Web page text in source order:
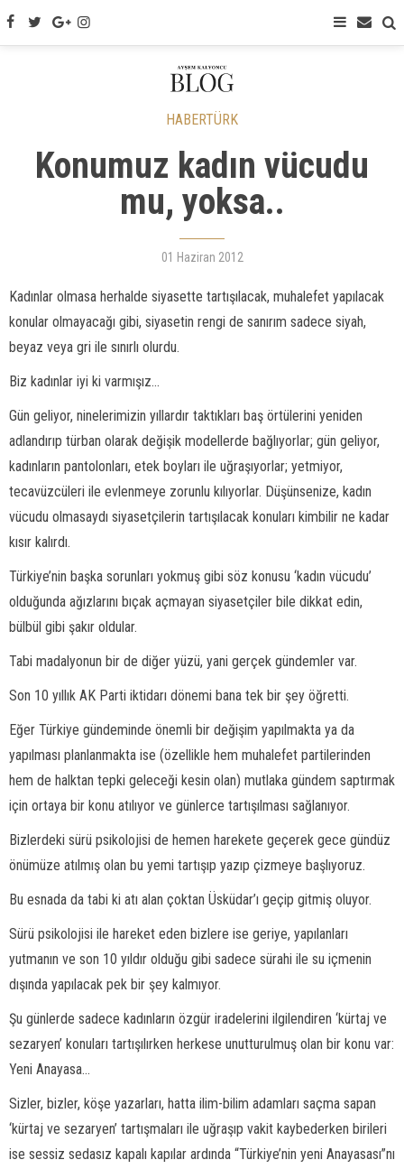
HABERTÜRK
Konumuz kadın vücudu
mu, yoksa..
01 Haziran 2012
Kadınlar olmasa herhalde siyasette tartışılacak, muhalefet yapılacak
konular olmayacağı gibi, siyasetin rengi de sanırım sadece siyah,
beyaz veya gri ile sınırlı olurdu.
Biz kadınlar iyi ki varmışız...
Gün geliyor, ninelerimizin yıllardır taktıkları baş örtülerini yeniden
adlandırıp türban olarak değişik modellerde bağlıyorlar; gün geliyor,
kadınların pantolonları, etek boyları ile uğraşıyorlar; yetmiyor,
tecavüzcüleri ile evlenmeye zorunlu kılıyorlar. Düşünsenize, kadın
vücudu olmasaydı siyasetçilerin tartışılacak konuları kimbilir ne kadar
kısır kalırdı.
Türkiye’nin başka sorunları yokmuş gibi söz konusu ‘kadın vücudu’
olduğunda ağızlarını bıçak açmayan siyasetçiler bile dikkat edin,
bülbül gibi şakır oldular.
Tabi madalyonun bir de diğer yüzü, yani gerçek gündemler var.
Son 10 yıllık AK Parti iktidarı dönemi bana tek bir şey öğretti.
Eğer Türkiye gündeminde önemli bir değişim yapılmakta ya da
yapılması planlanmakta ise (özellikle hem muhalefet partilerinden
hem de halktan tepki geleceği kesin olan) mutlaka gündem saptırmak
için ortaya bir konu atılıyor ve günlerce tartışılması sağlanıyor.
Bizlerdeki sürü psikolojisi de hemen harekete geçerek gece gündüz
önümüze atılmış olan bu yemi tartışıp yazıp çizmeye başlıyoruz.
Bu esnada da tabi ki atı alan çoktan Üsküdar’ı geçip gitmiş oluyor.
Sürü psikolojisi ile hareket eden bizlere ise geriye, yapılanları
yutmanın ve son 10 yıldır olduğu gibi sadece sürahi ile su içmenin
dışında yapılacak pek bir şey kalmıyor.
Şu günlerde sadece kadınların özgür iradelerini ilgilendiren ‘kürtaj ve
sezaryen’ konuları tartışılırken herkese unutturulmuş olan bir konu var:
Yeni Anayasa...
Sizler, bizler, köşe yazarları, hatta ilim-bilim adamları saçma sapan
‘kürtaj ve sezaryen’ tartışmaları ile uğraşıp vakit kaybederken birileri
ise sessiz sedasız kapalı kapılar ardında “Türkiye’nin yeni Anayasası”nı